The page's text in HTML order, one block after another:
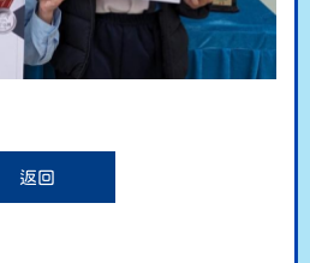
返回